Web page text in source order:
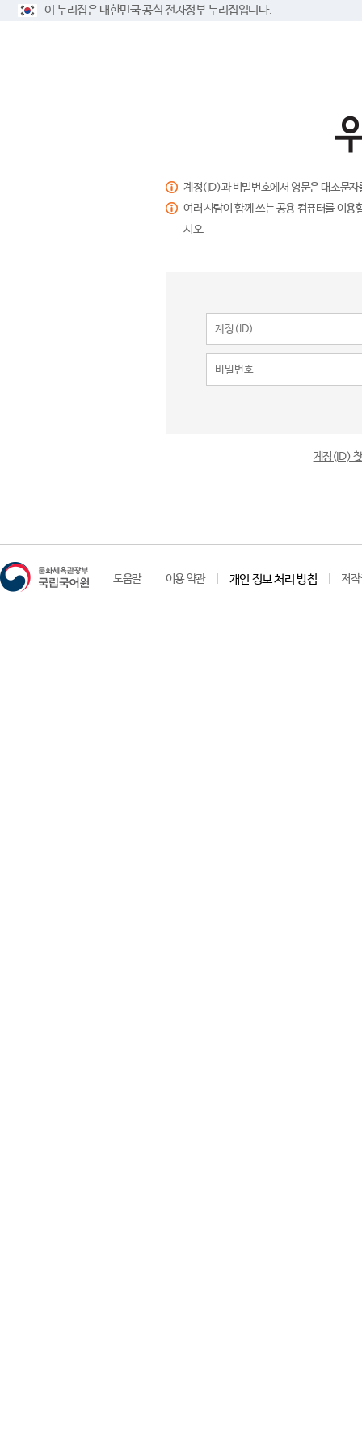
이 누리집은 대한민국 공식 전자정부 누리집입니다.
계정(ID)과 비밀번호에서 영문은 대소문
여러 사람이 함께 쓰는 공용 컴퓨터를 이
시오.
계정(ID)
도움말 이용 약관 개인 정보 처리 방침 저